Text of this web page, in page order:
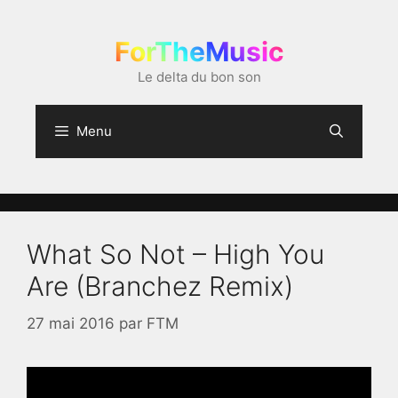
ForTheMusic
Le delta du bon son
Menu
What So Not – High You
Are (Branchez Remix)
27 mai 2016 par FTM